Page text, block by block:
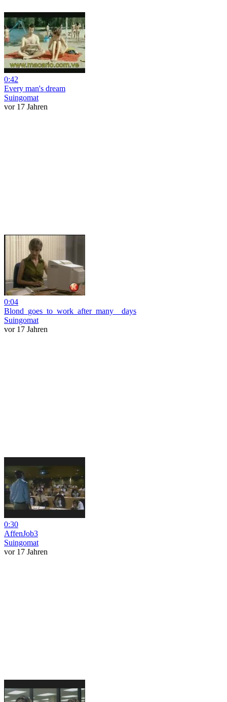
0:42
Every man's dream
Suingomat
vor 17 Jahren
0:04
Blond_goes_to_work_after_many__days
Suingomat
vor 17 Jahren
0:30
AffenJob3
Suingomat
vor 17 Jahren